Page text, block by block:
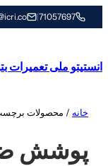
به
71057697
|
انستیتو ملی تعمیرات
خانه / محصولات
پوشش